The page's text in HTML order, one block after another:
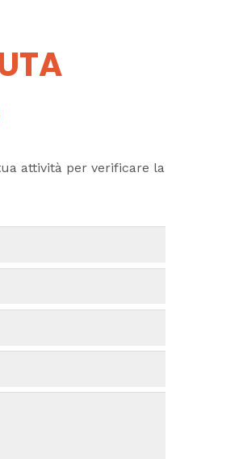
attività per verificare la